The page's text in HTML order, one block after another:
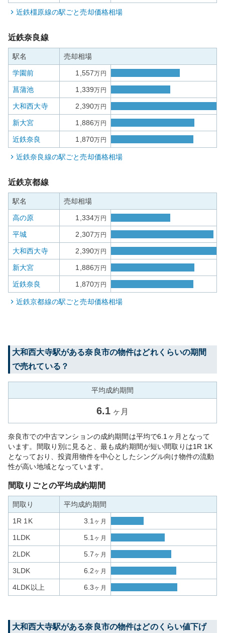
近鉄橿原線の駅ごと売却価格相場
近鉄奈良線
駅名 売却相場
学園前 1,557万円
菖蒲池 1,339万円
大和西大寺 2,390万円
新大宮 1,886万円
近鉄奈良 1,870万円
近鉄奈良線の駅ごと売却価格相場
近鉄京都線
駅名 売却相場
高の原 1,334万円
平城 2,307万円
大和西大寺 2,390万円
新大宮 1,886万円
近鉄奈良 1,870万円
近鉄京都線の駅ごと売却価格相場
大和西大寺駅がある奈良市の物件はどれくらいの期間
で売れている？
平均成約期間
6.1 ヶ月
奈良市での中古マンションの成約期間は平均で6.1ヶ月となって
います。間取り別に見ると、最も成約期間が短い間取りは1R 1K
となっており、投資用物件を中心としたシングル向け物件の流動
性が高い地域となっています。
間取りごとの平均成約期間
間取り 平均成約期間
1R 1K 3.1 ヶ月
1LDK 5.1 ヶ月
2LDK 5.7ヶ月
3LDK 6.2ヶ月
4LDK以上 6.3ヶ月
大和西大寺駅がある奈良市の物件はどのくらい値下げ